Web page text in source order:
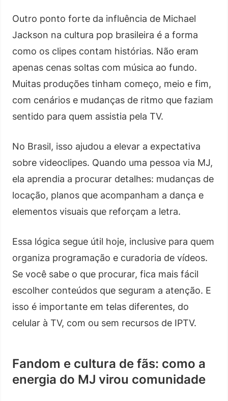
Outro ponto forte da influência de Michael
Jackson na cultura pop brasileira é a forma
como os clipes contam histórias. Não eram
apenas cenas soltas com música ao fundo.
Muitas produções tinham começo, meio e fim,
com cenários e mudanças de ritmo que faziam
sentido para quem assistia pela TV.
No Brasil, isso ajudou a elevar a expectativa
sobre videoclipes. Quando uma pessoa via MJ,
ela aprendia a procurar detalhes: mudanças de
locação, planos que acompanham a dança e
elementos visuais que reforçam a letra.
Essa lógica segue útil hoje, inclusive para quem
organiza programação e curadoria de vídeos.
Se você sabe o que procurar, fica mais fácil
escolher conteúdos que seguram a atenção. E
isso é importante em telas diferentes, do
celular à TV, com ou sem recursos de IPTV.
Fandom e cultura de fãs: como a
energia do MJ virou comunidade